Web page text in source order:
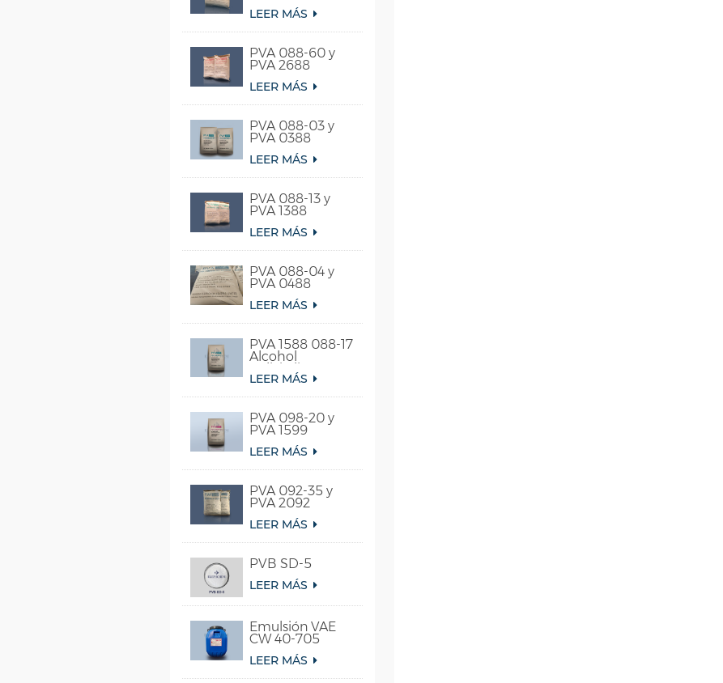
LEER MÁS
PVA 088-60 y
PVA 2688
LEER MÁS
PVA 088-03 y
PVA 0388
LEER MÁS
PVA 088-13 y
PVA 1388
LEER MÁS
PVA 088-04 y
PVA 0488
LEER MÁS
PVA 1588 088-17
Alcohol
polivinílico
soluble en agua
LEER MÁS
PVA 098-20 y
PVA 1599
LEER MÁS
PVA 092-35 y
PVA 2092
LEER MÁS
PVB SD-5
LEER MÁS
Emulsión VAE
CW 40-705
LEER MÁS